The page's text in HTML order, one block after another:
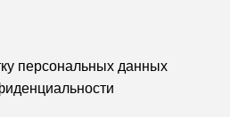
персональных данных